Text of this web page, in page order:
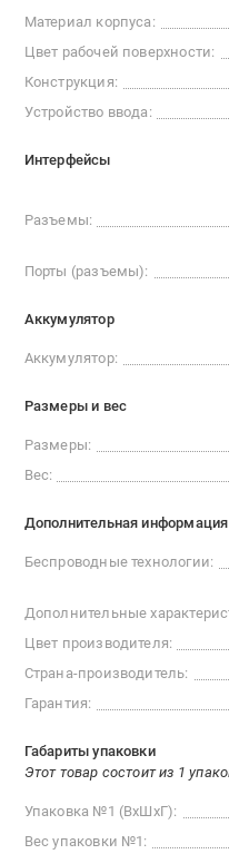
Материал корпуса:
Цвет рабочей поверхности:
Конструкция:
Устройство ввода:
Интерфейсы
Разъемы:
Порты (разъемы):
Аккумулятор
Аккумулятор:
Размеры и вес
Размеры:
Вес:
Дополнительная информация
Беспроводные технологии:
Дополнительные
Цвет производителя:
Страна-производитель:
Гарантия:
Габариты упаковки
Этот товар состоит из 1
Упаковка №1 (ВхШхГ):
Вес упаковки №1: